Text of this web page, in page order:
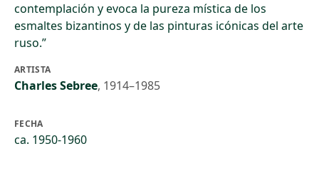
contemplación y evoca la pureza mística de los
esmaltes bizantinos y de las pinturas icónicas del arte
ruso.”
ARTISTA
Charles Sebree, 1914–1985
FECHA
ca. 1950-1960